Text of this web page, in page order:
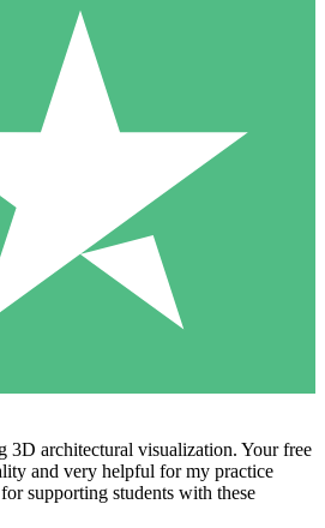
3D architectural visualization. Your free
and very helpful for my practice
supporting students with these